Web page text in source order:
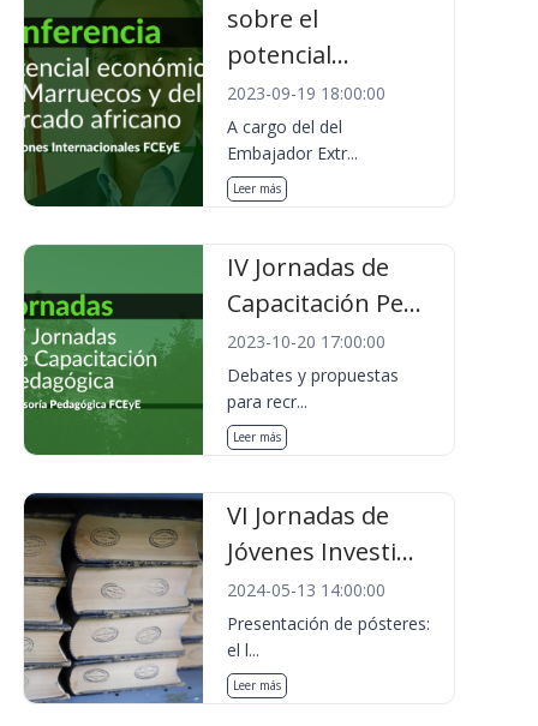
sobre el
potencial...
2023-09-19 18:00:00
A cargo del del
Embajador Extr...
Leer más
IV Jornadas de
Capacitación Pe...
2023-10-20 17:00:00
Debates y propuestas
para recr...
Leer más
VI Jornadas de
Jóvenes Investi...
2024-05-13 14:00:00
Presentación de pósteres:
el l...
Leer más